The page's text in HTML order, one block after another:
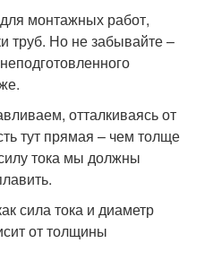
монтажных работ,
труб. Но не забывайте –
отталкиваясь от
тут прямая – чем толще
тока мы должны
сила тока и диаметр
от толщины